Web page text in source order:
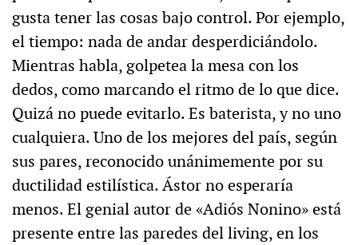
gusta tener las cosas bajo control. Por ejemplo,
el tiempo: nada de andar desperdiciándolo.
Mientras habla, golpetea la mesa con los
dedos, como marcando el ritmo de lo que dice.
Quizá no puede evitarlo. Es baterista, y no uno
cualquiera. Uno de los mejores del país, según
sus pares, reconocido unánimemente por su
ductilidad estilística. Ástor no esperaría
menos. El genial autor de «Adiós Nonino» está
presente entre las paredes del living, en los